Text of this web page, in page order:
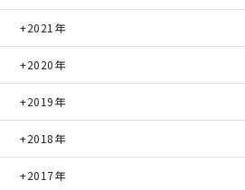
2021年
2020年
2019年
2018年
2017年